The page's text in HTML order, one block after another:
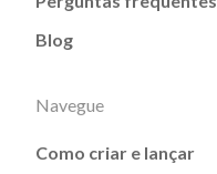
Blog
Navegue
Como criar e lançar